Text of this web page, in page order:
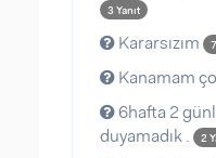
3 Yanıt
Kararsızım
Kanamam
6hafta 2
duyamadık .
2